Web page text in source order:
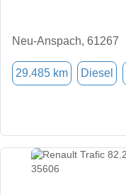
Neu-Anspach, 61267
29.485 km Diesel